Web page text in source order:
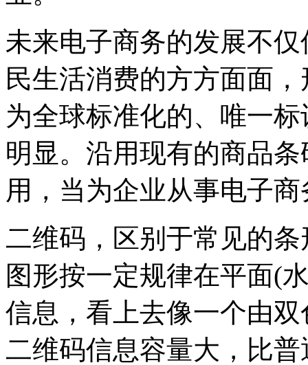
未来电子商务的发展不
民生活消费的方方面面
为全球标准化的、唯一
明显。沿用现有的商品
用，当为企业从事电子
二维码，区别于常见的
图形按一定规律在平面(
信息，看上去像一个由
二维码信息容量大，比